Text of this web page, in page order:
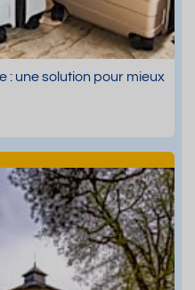
: une solution pour mieux